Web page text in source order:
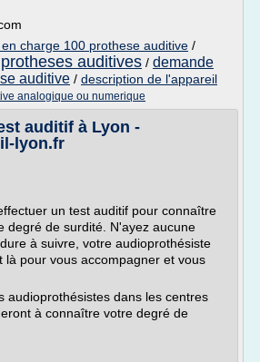
charge 100 prothese auditive /
auditives / demande
auditive / description de l'appareil
analogique ou numerique
auditif à Lyon -
lyon.fr
un test auditif pour connaître
degré de surdité. N'ayez aucune
à suivre, votre audioprothésiste
là pour vous accompagner et vous
audioprothésistes dans les centres
à connaître votre degré de